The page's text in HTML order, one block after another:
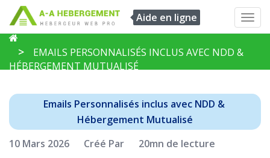
Aide en ligne
EMAILS PERSONNALISÉS INCLUS AVEC NDD &
HÉBERGEMENT MUTUALISÉ
Emails Personnalisés inclus avec NDD &
Hébergement Mutualisé
10 Mars 2026
Créé Par 20mn de lecture